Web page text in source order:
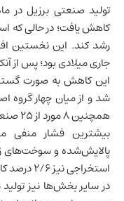
تولید صنعتی برزیل
رشد کند. این نخستین
جاری میلادی بود؛ پس از آنکه در آوریل
این کاهش به صورت
شد و از میان چهار گروه
همچنین ۸ مورد از ۲۵ صنعت مورد بررسی کاهش تولید را ثبت کردند.
بیشترین فشار منفی
استخراجی نیز ۲/۶ درصد کاهش داشتند.